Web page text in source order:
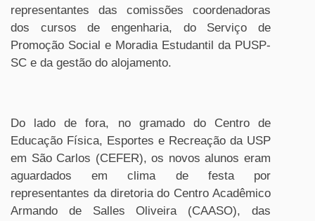
representantes das comissões coordenadoras
dos cursos de engenharia, do Serviço de
Promoção Social e Moradia Estudantil da PUSP-
SC e da gestão do alojamento.
Do lado de fora, no gramado do Centro de
Educação Física, Esportes e Recreação da USP
em São Carlos (CEFER), os novos alunos eram
aguardados em clima de festa por
representantes da diretoria do Centro Acadêmico
Armando de Salles Oliveira (CAASO), das